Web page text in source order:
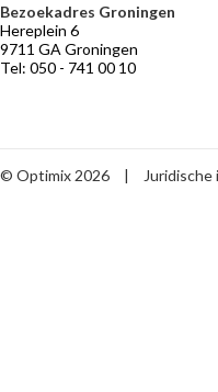
Optimix
Stichtingen
Desk
Vermogensbeheer
met
Optimix
Bezoekadres Groningen
Hereplein 6
9711 GA Groningen
Tel: 050 - 741 00 10
© Optimix 2026 |